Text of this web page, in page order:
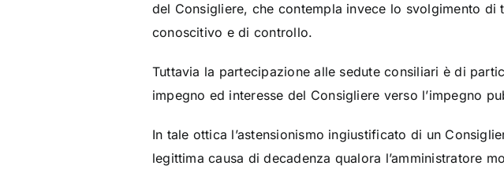
del Consigliere, che contempla invece lo svolgimento
conoscitivo e di controllo.
Tuttavia la partecipazione alle sedute consiliari è di
impegno ed interesse del Consigliere verso l’impegno
In tale ottica l’astensionismo ingiustificato di un
legittima causa di decadenza qualora l’amministratore